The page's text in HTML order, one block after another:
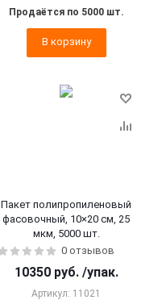
Продаётся по 5000 шт.
В корзину
Пакет полипропиленовый
фасовочный, 10×20 см, 25
мкм, 5000 шт.
0 отзывов
10350 руб. /упак.
Артикул: 11021